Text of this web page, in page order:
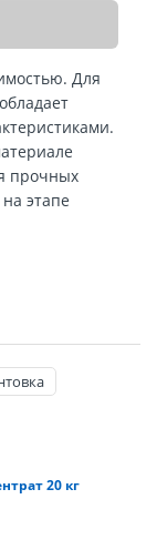
Для
прочных
этапе
20 кг